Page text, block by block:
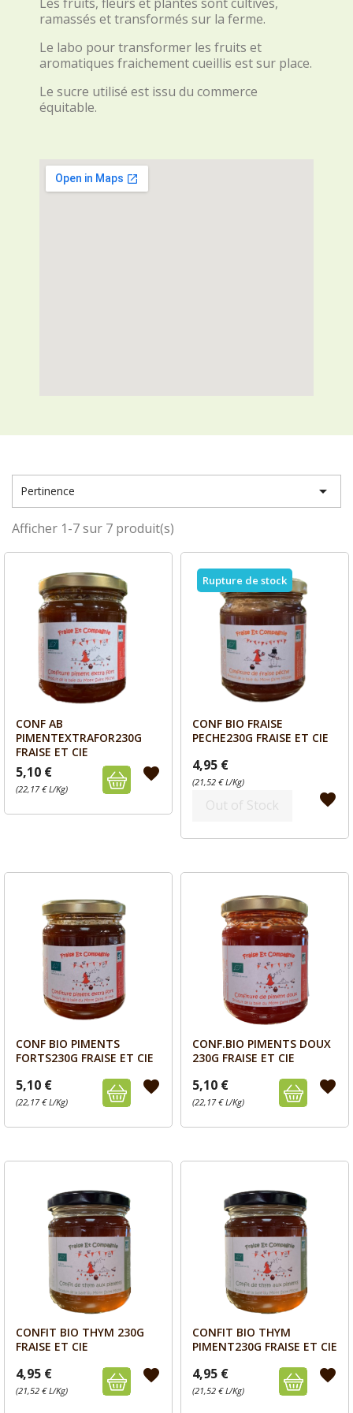
ramassés et transformés sur la ferme.
Le labo pour transformer les fruits et
aromatiques fraichement cueillis est sur place.
Le sucre utilisé est issu du commerce
équitable.
Pertinence 
Afficher 1-7 sur 7 produit(s)

CONF AB
PIMENTEXTRAFOR230G
FRAISE ET CIE
5,10 €
(22,17 € L/Kg)
favorite
Aperçu
CONF BIO FRAISE
PECHE230G FRAISE ET CIE
4,95 €
(21,52 € L/Kg)
Out of Stock favorite
Rupture de stock
Aperçu
CONF BIO PIMENTS
FORTS230G FRAISE ET CIE
5,10 €
(22,17 € L/Kg)
favorite
Aperçu
CONF.BIO PIMENTS DOUX
230G FRAISE ET CIE
5,10 €
(22,17 € L/Kg)
favorite
Aperçu
CONFIT BIO THYM 230G
FRAISE ET CIE
4,95 €
(21,52 € L/Kg)
favorite
Aperçu
CONFIT BIO THYM
PIMENT230G FRAISE ET CIE
4,95 €
(21,52 € L/Kg)
favorite